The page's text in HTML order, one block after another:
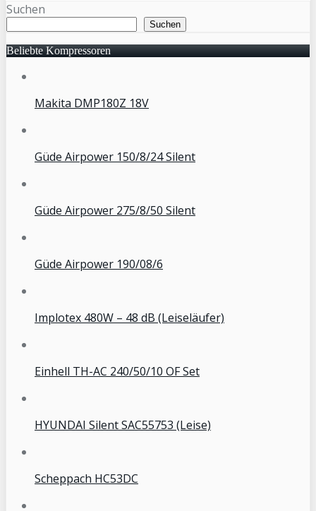
Suchen
Suchen
Beliebte Kompressoren
Makita DMP180Z 18V
Güde Airpower 150/8/24 Silent
Güde Airpower 275/8/50 Silent
Güde Airpower 190/08/6
Implotex 480W – 48 dB (Leiseläufer)
Einhell TH-AC 240/50/10 OF Set
HYUNDAI Silent SAC55753 (Leise)
Scheppach HC53DC